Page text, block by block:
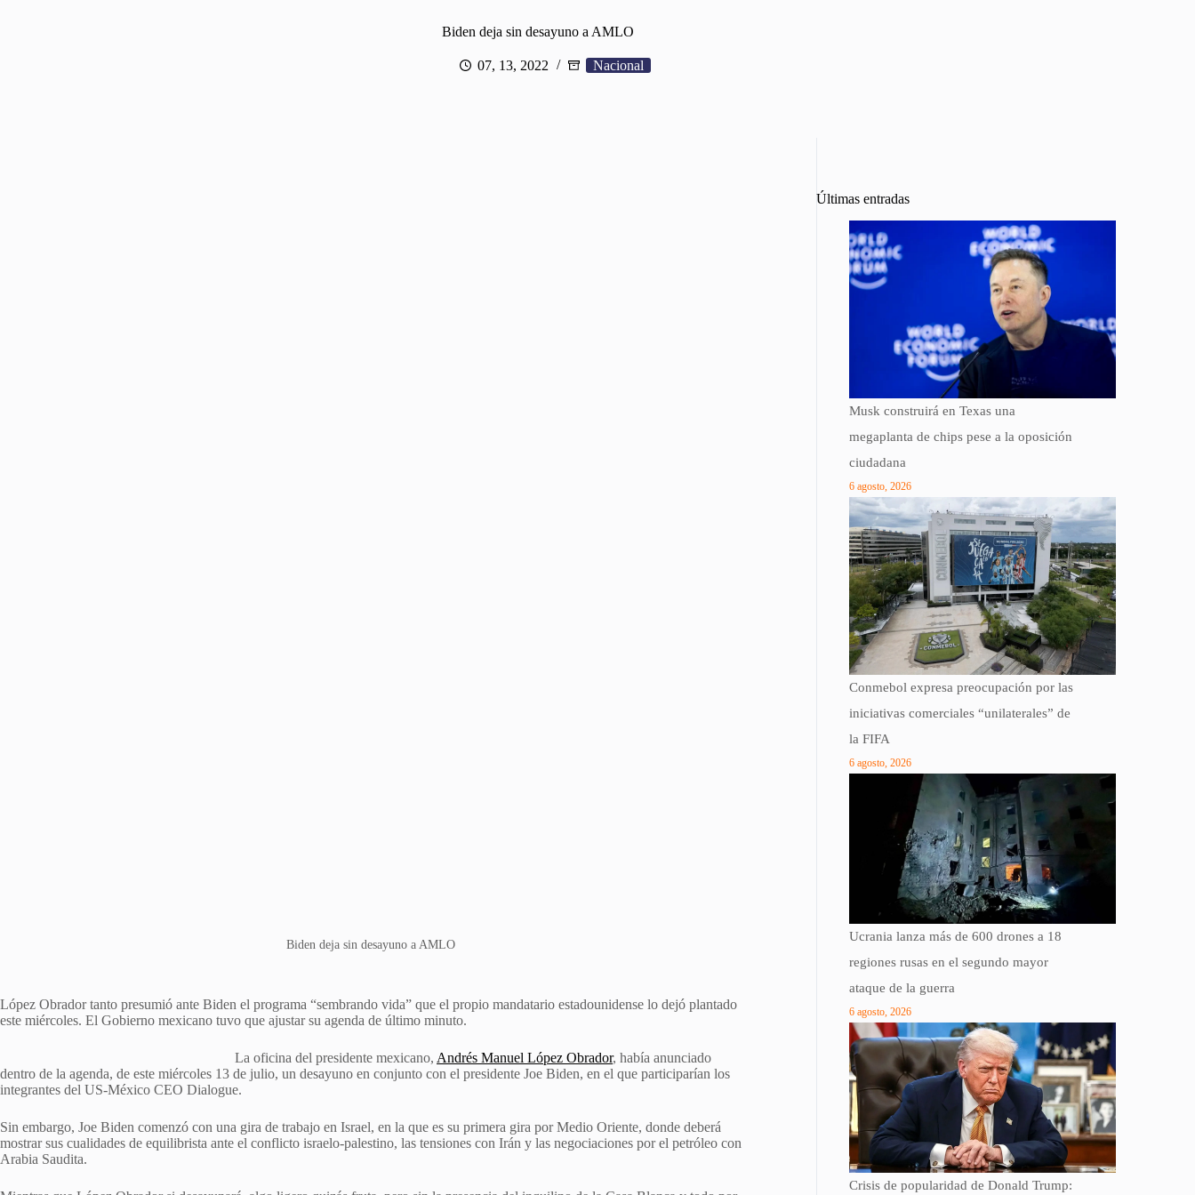
Biden deja sin desayuno a AMLO
07, 13, 2022 Nacional
Biden deja sin desayuno a AMLO
López Obrador tanto presumió ante Biden el programa “sembrando vida” que el propio mandatario estadounidense lo dejó plantado
este miércoles. El Gobierno mexicano tuvo que ajustar su agenda de último minuto.
La oficina del presidente mexicano, Andrés Manuel López Obrador, había anunciado
dentro de la agenda, de este miércoles 13 de julio, un desayuno en conjunto con el presidente Joe Biden, en el que participarían los
integrantes del US-México CEO Dialogue.
Sin embargo, Joe Biden comenzó con una gira de trabajo en Israel, en la que es su primera gira por Medio Oriente, donde deberá
mostrar sus cualidades de equilibrista ante el conflicto israelo-palestino, las tensiones con Irán y las negociaciones por el petróleo con
Arabia Saudita.
Últimas entradas
Musk construirá en Texas una
megaplanta de chips pese a la oposición
ciudadana
6 agosto, 2026
Conmebol expresa preocupación por las
iniciativas comerciales “unilaterales” de
la FIFA
6 agosto, 2026
Ucrania lanza más de 600 drones a 18
regiones rusas en el segundo mayor
ataque de la guerra
6 agosto, 2026
Crisis de popularidad de Donald Trump: